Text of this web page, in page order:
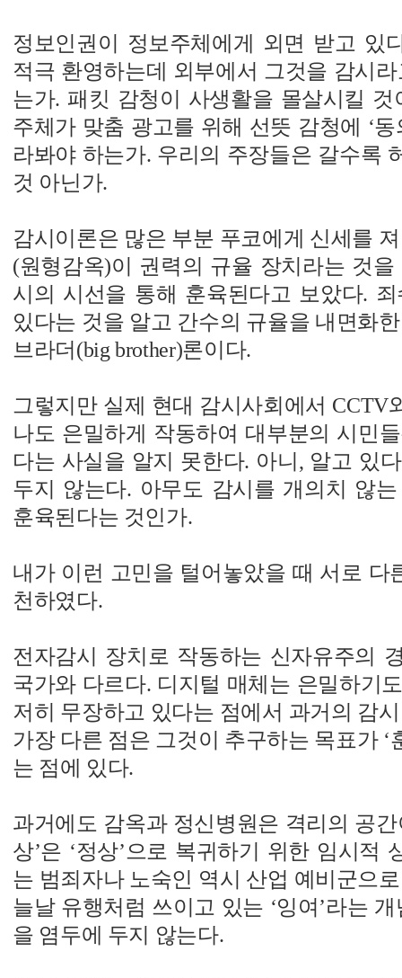
정보인권이 정보주체에게 외면 받고 있
적극 환영하는데 외부에서 그것을 감시
는가. 패킷 감청이 사생활을 몰살시킬
주체가 맞춤 광고를 위해 선뜻 감청에 ‘
라봐야 하는가. 우리의 주장들은 갈수록
것 아닌가.
감시이론은 많은 부분 푸코에게 신세를
(원형감옥)이 권력의 규율 장치라는 것
시의 시선을 통해 훈육된다고 보았다.
있다는 것을 알고 간수의 규율을 내면화
브라더(big brother)론이다.
그렇지만 실제 현대 감시사회에서 CCTV
나도 은밀하게 작동하여 대부분의 시민
다는 사실을 알지 못한다. 아니, 알고 있
두지 않는다. 아무도 감시를 개의치 않
훈육된다는 것인가.
내가 이런 고민을 털어놓았을 때 서로 다
천하였다.
전자감시 장치로 작동하는 신자유주의
국가와 다르다. 디지털 매체는 은밀하기
저히 무장하고 있다는 점에서 과거의 감
가장 다른 점은 그것이 추구하는 목표가 ‘
는 점에 있다.
과거에도 감옥과 정신병원은 격리의 공
상’은 ‘정상’으로 복귀하기 위한 임시적
는 범죄자나 노숙인 역시 산업 예비군으
늘날 유행처럼 쓰이고 있는 ‘잉여’라는
을 염두에 두지 않는다.